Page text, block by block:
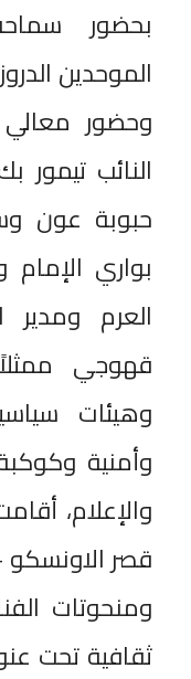
بحضور
الموحدين
وحضور
النائب تيمور
حبوبة عون
بواري الإمام
العرم ومدير
قهوجي
وهيئات
وأمنية
والإعلام،
قصر الاونسكو
ومنحوتات
ثقافية تحت